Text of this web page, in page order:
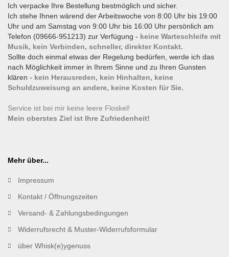
Ich verpacke Ihre Bestellung bestmöglich und sicher.
Ich stehe Ihnen wärend der Arbeitswoche von 8:00 Uhr bis 19:00
Uhr und am Samstag von 9:00 Uhr bis 16:00 Uhr persönlich am
Telefon (09666-951213) zur Verfügung - keine Warteschleife mit
Musik, kein Verbinden, schneller, direkter Kontakt.
Sollte doch einmal etwas der Regelung bedürfen, werde ich das
nach Möglichkeit immer in Ihrem Sinne und zu Ihren Gunsten
klären - kein Herausreden, kein Hinhalten, keine
Schuldzuweisung an andere, keine Kosten für Sie.
Service ist bei mir keine leere Floskel!
Mein oberstes Ziel ist Ihre Zufriedenheit!
Mehr über...
Impressum
Kontakt / Öffnungszeiten
Versand- & Zahlungsbedingungen
Widerrufsrecht & Muster-Widerrufsformular
über Whisk(e)ygenuss